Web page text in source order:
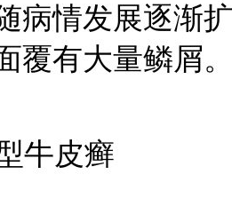
病情发展逐渐
覆有大量鳞屑
牛皮癣